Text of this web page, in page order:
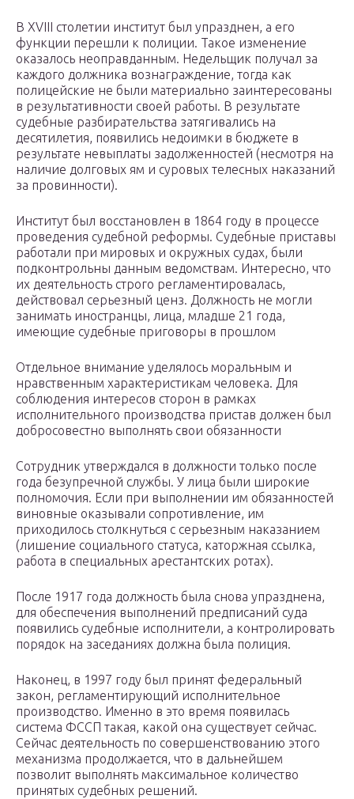
В XVIII столетии институт был упразднен, а его
функции перешли к полиции. Такое изменение
оказалось неоправданным. Недельщик получал за
каждого должника вознаграждение, тогда как
полицейские не были материально заинтересованы
в результативности своей работы. В результате
судебные разбирательства затягивались на
десятилетия, появились недоимки в бюджете в
результате невыплаты задолженностей (несмотря на
наличие долговых ям и суровых телесных наказаний
за провинности).
Институт был восстановлен в 1864 году в процессе
проведения судебной реформы. Судебные приставы
работали при мировых и окружных судах, были
подконтрольны данным ведомствам. Интересно, что
их деятельность строго регламентировалась,
действовал серьезный ценз. Должность не могли
занимать иностранцы, лица, младше 21 года,
имеющие судебные приговоры в прошлом
Отдельное внимание уделялось моральным и
нравственным характеристикам человека. Для
соблюдения интересов сторон в рамках
исполнительного производства пристав должен был
добросовестно выполнять свои обязанности
Сотрудник утверждался в должности только после
года безупречной службы. У лица были широкие
полномочия. Если при выполнении им обязанностей
виновные оказывали сопротивление, им
приходилось столкнуться с серьезным наказанием
(лишение социального статуса, каторжная ссылка,
работа в специальных арестантских ротах).
После 1917 года должность была снова упразднена,
для обеспечения выполнений предписаний суда
появились судебные исполнители, а контролировать
порядок на заседаниях должна была полиция.
Наконец, в 1997 году был принят федеральный
закон, регламентирующий исполнительное
производство. Именно в это время появилась
система ФССП такая, какой она существует сейчас.
Сейчас деятельность по совершенствованию этого
механизма продолжается, что в дальнейшем
позволит выполнять максимальное количество
принятых судебных решений.